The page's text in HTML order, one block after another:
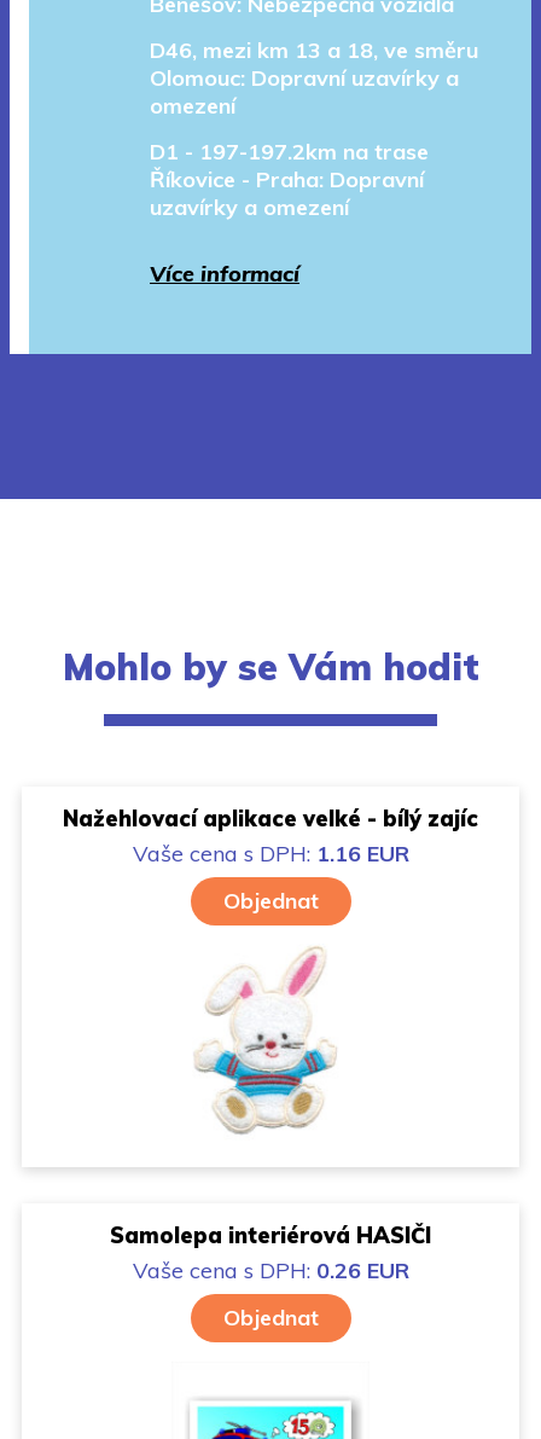
D46, mezi km 13 a 18, ve směru
Olomouc: Dopravní uzavírky a
omezení
D1 - 197-197.2km na trase
Říkovice - Praha: Dopravní
uzavírky a omezení
Více informací
Mohlo by se Vám hodit
Nažehlovací aplikace velké - bílý zajíc
Vaše cena s DPH: 1.16 EUR
Objednat
Samolepa interiérová HASIČI
Vaše cena s DPH: 0.26 EUR
Objednat